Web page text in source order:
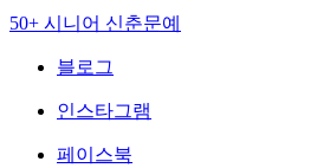
50+ 시니어 신춘문예
블로그
인스타그램
페이스북